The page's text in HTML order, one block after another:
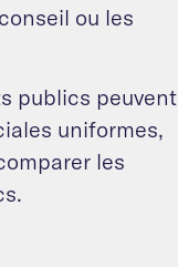
ou les
publics peuvent
uniformes,
les